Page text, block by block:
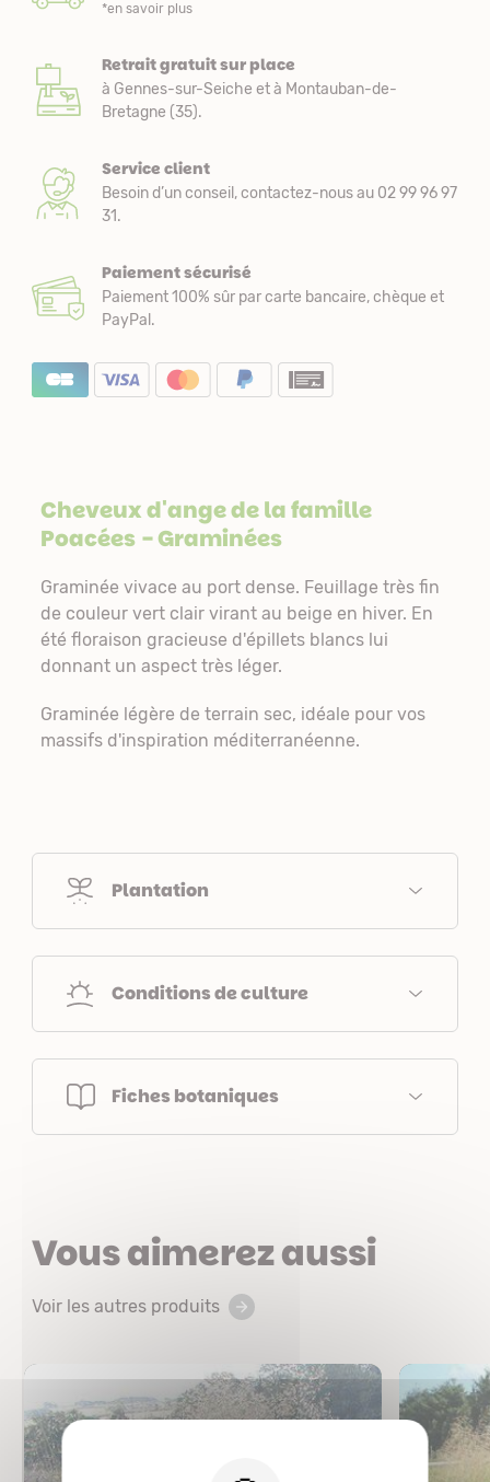
*en savoir plus
Retrait gratuit sur place
à Gennes-sur-Seiche et à Montauban-de-
Bretagne (35).
Service client
Besoin d’un conseil, contactez-nous au 02 99 96 97
31.
Paiement sécurisé
Paiement 100% sûr par carte bancaire, chèque et
PayPal.
Cheveux d'ange de la famille
Poacées- Graminées
Graminée vivace au port dense. Feuillage très fin
de couleur vert clair virant au beige en hiver. En
été floraison gracieuse d'épillets blancs lui
donnant un aspect très léger.
Graminée légère de terrain sec, idéale pour vos
massifs d'inspiration méditerranéenne.
Plantation
Conditions de culture
Fiches botaniques
Vous aimerez aussi
Voir les autres produits